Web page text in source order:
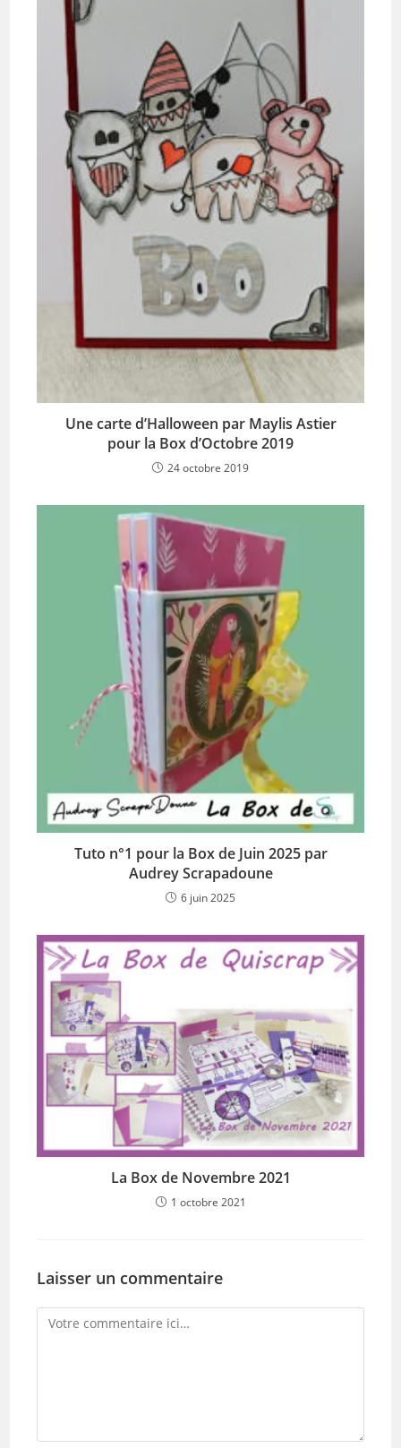
Une carte d’Halloween par Maylis Astier
pour la Box d’Octobre 2019
24 octobre 2019
Tuto n°1 pour la Box de Juin 2025 par
Audrey Scrapadoune
6 juin 2025
La Box de Novembre 2021
1 octobre 2021
Laisser un commentaire
Comment